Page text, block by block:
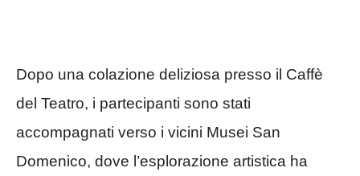
Dopo una colazione deliziosa presso il Caffè
del Teatro, i partecipanti sono stati
accompagnati verso i vicini Musei San
Domenico, dove l’esplorazione artistica ha